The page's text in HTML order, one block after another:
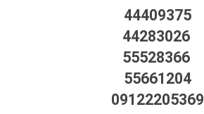
44409375
44283026
55528366
55661204
09122205369